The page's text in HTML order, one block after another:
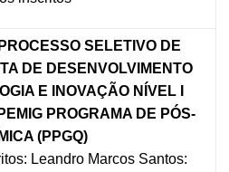
SELETIVO DE
DE DESENVOLVIMENTO
E INOVAÇÃO NÍVEL I
PROGRAMA DE PÓS-
(PPGQ)
Leandro Marcos Santos: